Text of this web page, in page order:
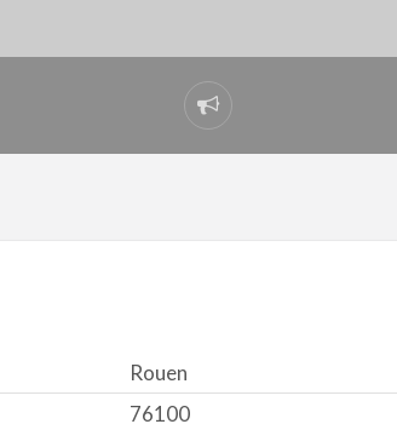
Signaler
un
Rouen
76100